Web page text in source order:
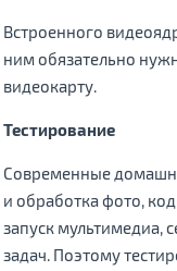
Встроенного
ним обязательно
видеокарту.
Тестирование
Современные
и обработка фото,
запуск мультимедиа,
задач. Поэтому